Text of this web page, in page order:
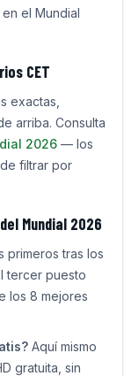
el Mundial
CET
exactas,
arriba. Consulta
2026 — los
filtrar por
Mundial 2026
primeros tras los
tercer puesto
los 8 mejores
Aquí mismo
gratuita, sin